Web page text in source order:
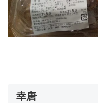
幸唐